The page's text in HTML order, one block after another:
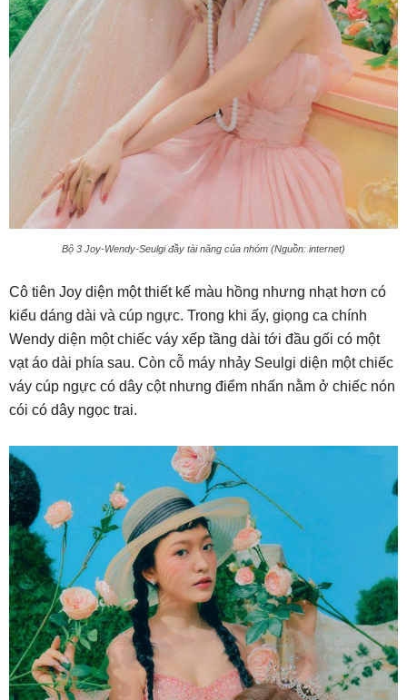
Bộ 3 Joy-Wendy-Seulgi đầy tài năng của nhóm (Nguồn: internet)
Cô tiên Joy diện một thiết kế màu hồng nhưng nhạt hơn có
kiểu dáng dài và cúp ngực. Trong khi ấy, giọng ca chính
Wendy diện một chiếc váy xếp tầng dài tới đầu gối có một
vạt áo dài phía sau. Còn cỗ máy nhảy Seulgi diện một chiếc
váy cúp ngực có dây cột nhưng điểm nhấn nằm ở chiếc nón
cói có dây ngọc trai.